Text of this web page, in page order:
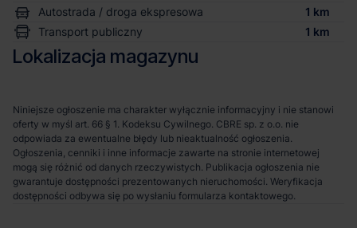
Autostrada / droga ekspresowa
1 km
Transport publiczny
1 km
Lokalizacja magazynu
Niniejsze ogłoszenie ma charakter wyłącznie informacyjny i nie stanowi
oferty w myśl art. 66 § 1. Kodeksu Cywilnego. CBRE sp. z o.o. nie
odpowiada za ewentualne błędy lub nieaktualność ogłoszenia.
Ogłoszenia, cenniki i inne informacje zawarte na stronie internetowej
mogą się różnić od danych rzeczywistych. Publikacja ogłoszenia nie
gwarantuje dostępności prezentowanych nieruchomości. Weryfikacja
dostępności odbywa się po wysłaniu formularza kontaktowego.